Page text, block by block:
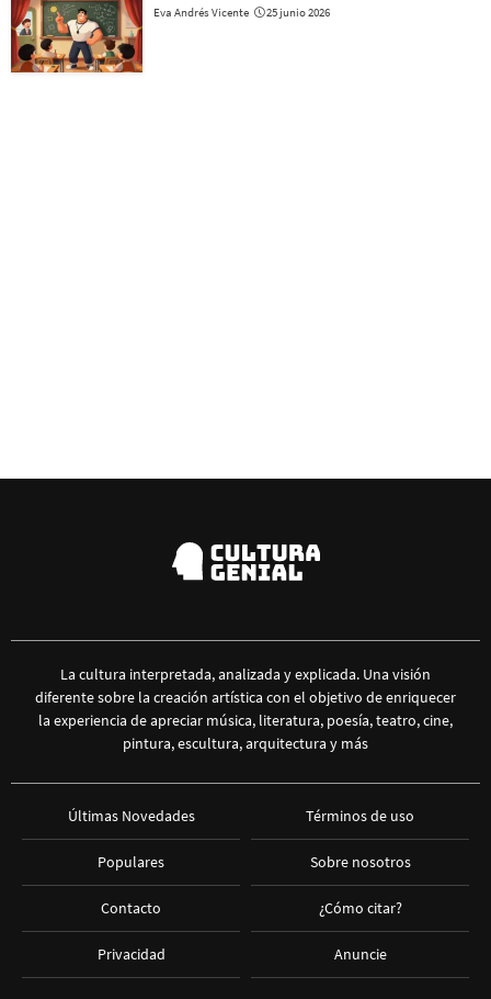
Eva Andrés Vicente 25 junio 2026
La cultura interpretada, analizada y explicada. Una visión
diferente sobre la creación artística con el objetivo de enriquecer
la experiencia de apreciar música, literatura, poesía, teatro, cine,
pintura, escultura, arquitectura y más
Últimas Novedades
Populares
Contacto
Privacidad
Términos de uso
Sobre nosotros
¿Cómo citar?
Anuncie